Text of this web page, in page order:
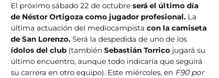
El próximo sábado 22 de octubreserá el último día
de Néstor Ortigoza como jugador profesional. La
última actuación del mediocampista con la camiseta
de San Lorenzo. Será la despedida de uno de los
ídolos del club (tambiénSebastián Torrico jugará su
último encuentro, aunque todo indicaría que seguirá
su carrera en otro equipo). Este miércoles, en F90 por